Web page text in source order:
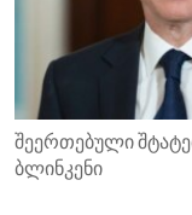
ENVIRONMENT
IDEALS AND
შეერთებული
ბლინკენი